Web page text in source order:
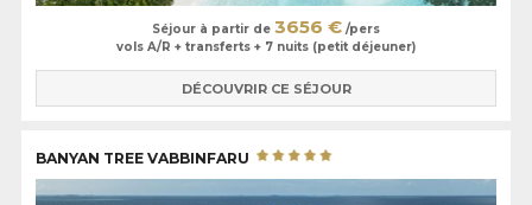
Séjour à partir de 3656 € /pers
vols A/R + transferts + 7 nuits (petit déjeuner)
DÉCOUVRIR CE SÉJOUR
BANYAN TREE VABBINFARU